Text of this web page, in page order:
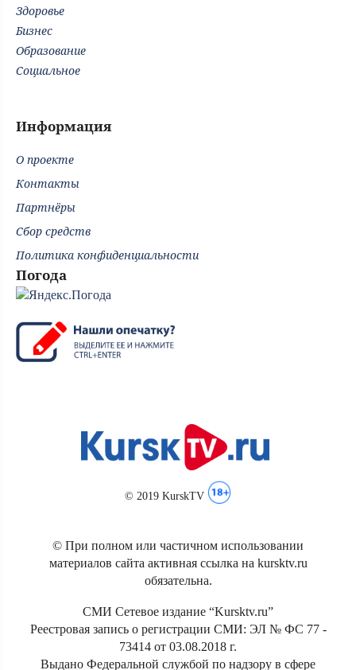
Здоровье
Бизнес
Образование
Социальное
Информация
О проекте
Контакты
Партнёры
Сбор средств
Политика конфиденциальности
Погода
© 2019 KurskTV
© При полном или частичном использовании
материалов сайта активная ссылка на kursktv.ru
обязательна.
СМИ Сетевое издание “Kursktv.ru”
Реестровая запись о регистрации СМИ: ЭЛ № ФС 77 -
73414 от 03.08.2018 г.
Выдано Федеральной службой по надзору в сфере